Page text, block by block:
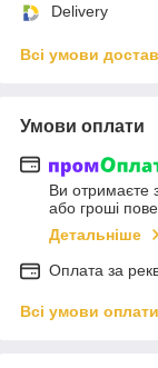
Delivery
Всі умови
Умови оплати
Ви отримаєте
або гроші
Детальніше
Оплата за
Всі умови оплати